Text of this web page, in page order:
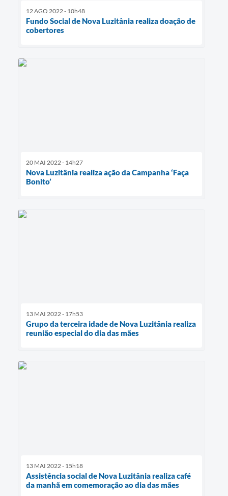
12 AGO 2022 - 10h48
Fundo Social de Nova Luzitânia realiza doação de
cobertores
20 MAI 2022 - 14h27
Nova Luzitânia realiza ação da Campanha ‘Faça
Bonito’
13 MAI 2022 - 17h53
Grupo da terceira idade de Nova Luzitânia realiza
reunião especial do dia das mães
13 MAI 2022 - 15h18
Assistência social de Nova Luzitânia realiza café
da manhã em comemoração ao dia das mães